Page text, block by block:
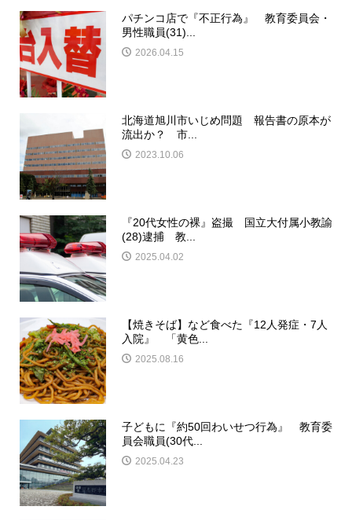
パチンコ店で『不正行為』 教育委員会・
男性職員(31)...
2026.04.15
北海道旭川市いじめ問題 報告書の原本が
流出か？ 市...
2023.10.06
『20代女性の裸』盗撮 国立大付属小教諭
(28)逮捕 教...
2025.04.02
【焼きそば】など食べた『12人発症・7人
入院』 「黄色...
2025.08.16
子どもに『約50回わいせつ行為』 教育委
員会職員(30代...
2025.04.23